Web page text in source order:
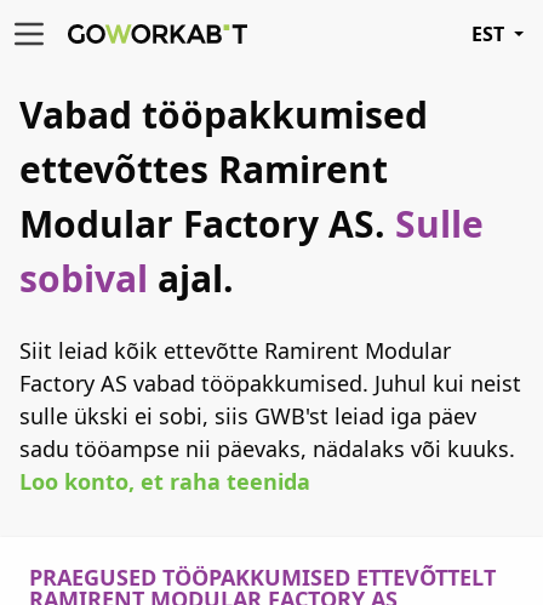
EST
Vabad tööpakkumised
ettevõttes Ramirent
Modular Factory AS. Sulle
sobival ajal.
Siit leiad kõik ettevõtte Ramirent Modular
Factory AS vabad tööpakkumised. Juhul kui neist
sulle ükski ei sobi, siis GWB'st leiad iga päev
sadu tööampse nii päevaks, nädalaks või kuuks.
Loo konto, et raha teenida
PRAEGUSED TÖÖPAKKUMISED ETTEVÕTTELT
RAMIRENT MODULAR FACTORY AS